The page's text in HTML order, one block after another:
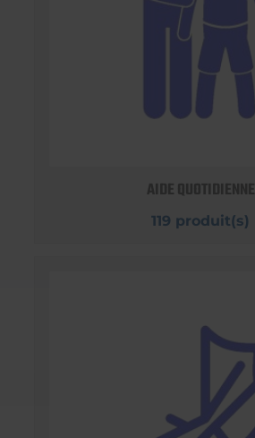
AIDE QUOTIDIENNE
119 produit(s)